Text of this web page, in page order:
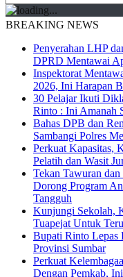
BREAKING NEWS
Penyerahan LHP
DPRD Mentawai
Inspektorat
2026, Ini Harapan
30 Pelajar Ikuti
Rinto : Ini Amanah
Bahas DPB dan
Sambangi Polres
Perkuat Kapasitas,
Pelatih dan Wasit
Tekan Tawuran
Dorong Program
Tangguh
Kunjungi Sekolah,
Tuapejat Untuk
Bupati Rinto Lepas
Provinsi Sumbar
Perkuat
Dengan Pemkab,